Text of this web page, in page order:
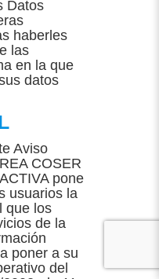
Datos
haberles
las
en la que
datos
Aviso
COSER
pone
usuarios la
que los
de la
poner a su
del